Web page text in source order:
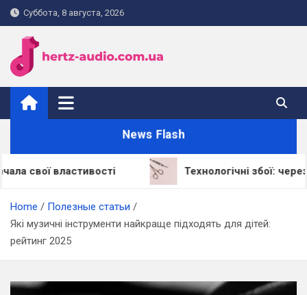
Skip
to
content
Суббота, 8 августа, 2026
hertz-audio.com.ua
News Flash
Технологічні збої: через що
Home
Полезные статьи
Які музичні інструменти найкраще підходять для дітей:
рейтинг 2025